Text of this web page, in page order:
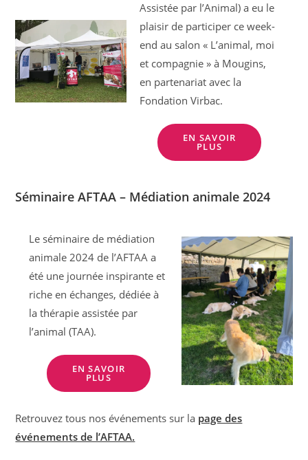
Assistée par l’Animal) a eu le
plaisir de participer ce week-
end au salon « L’animal, moi
et compagnie » à Mougins,
en partenariat avec la
Fondation Virbac.
EN SAVOIR
PLUS
Séminaire AFTAA – Médiation animale 2024
Le séminaire de médiation
animale 2024 de l’AFTAA a
été une journée inspirante et
riche en échanges, dédiée à
la thérapie assistée par
l’animal (TAA).
EN SAVOIR
PLUS
Retrouvez tous nos événements sur la page des
événements de l’AFTAA.